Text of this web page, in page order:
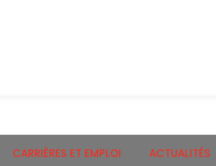
CARRIÈRES ET EMPLOI ACTUALITÉS